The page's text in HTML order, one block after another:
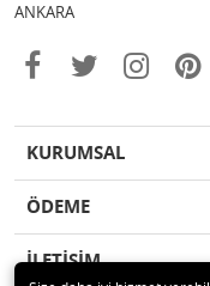
ANKARA
KURUMSAL
ÖDEME
İLETİŞİM